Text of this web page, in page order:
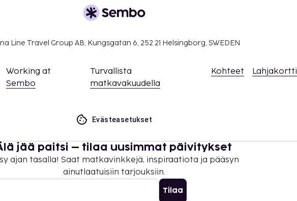
Line Travel Group AB, Kungsgatan 6, 252 21 Helsingborg, SWEDEN
Working at
Sembo
Turvallista
matkavakuudella
Kohteet Lahjakortti
Evästeasetukset
jää paitsi – tilaa uusimmat päivitykset
ajan tasalla! Saat matkavinkkejä, inspiraatiota ja pääsyn
ainutlaatuisiin tarjouksiin.
Tilaa